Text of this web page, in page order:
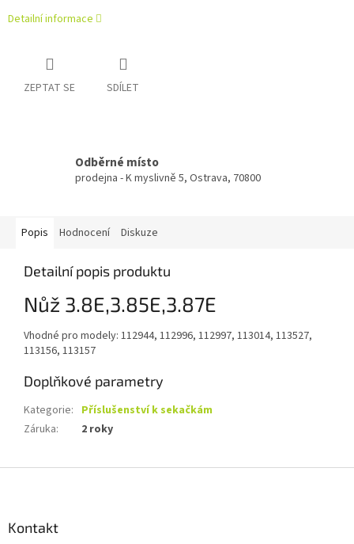
Detailní informace
ZEPTAT SE SDÍLET
Odběrné místo
prodejna - K myslivně 5, Ostrava, 70800
Popis Hodnocení Diskuze
Detailní popis produktu
Nůž 3.8E,3.85E,3.87E
Vhodné pro modely: 112944, 112996, 112997, 113014, 113527,
113156, 113157
Doplňkové parametry
Kategorie: Příslušenství k sekačkám
Záruka: 2 roky
Kontakt